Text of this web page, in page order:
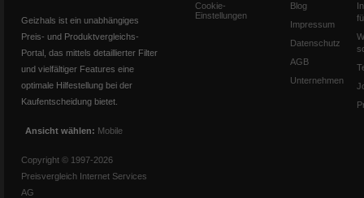
Geizhals ist ein unabhängiges
Preis- und Produktvergleichs-
Portal, das mittels detaillierter Filter
und vielfältiger Features eine
optimale Hilfestellung bei der
Kaufentscheidung bietet.
Ansicht wählen: Mobile
Copyright © 1997-2026
Preisvergleich Internet Services
AG
Cookie-
Einstellungen
Blog
Impressum
Datenschutz
AGB
Unternehmen